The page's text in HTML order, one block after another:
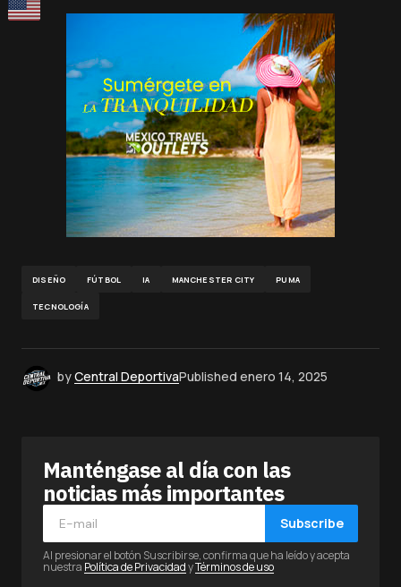
DISEÑO FÚTBOL IA MANCHESTER CITY PUMA
TECNOLOGÍA
byCentral DeportivaPublished enero 14, 2025
Manténgase al día con las
noticias más importantes
Subscribe
Al presionar el botón Suscribirse, confirma que ha leído y acepta
nuestra Política de PrivacidadyTérminos de uso